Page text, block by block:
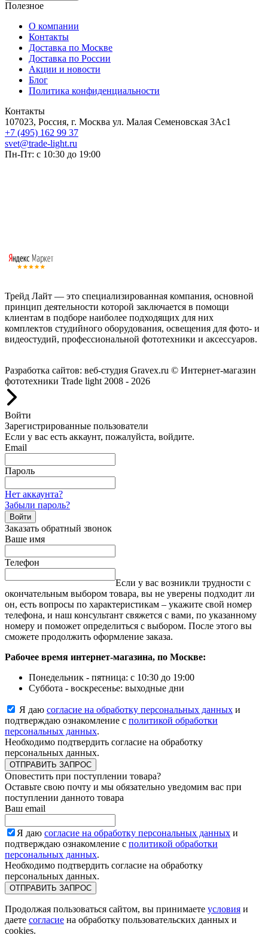
Полезное
О компании
Контакты
Доставка по Москве
Доставка по России
Акции и новости
Блог
Политика конфиденциальности
Контакты
107023, Россия, г. Москва ул. Малая Семеновская 3Ас1
+7 (495) 162 99 37
svet@trade-light.ru
Пн-Пт: с 10:30 до 19:00
Трейд Лайт — это специализированная компания, основной
принцип деятельности которой заключается в помощи
клиентам в подборе наиболее подходящих для них
комплектов студийного оборудования, освещения для фото- и
видеостудий, профессиональной фототехники и аксессуаров.
Разработка сайтов: веб-студия Gravex.ru © Интернет-магазин
фототехники Trade light 2008 - 2026
Войти
Зарегистрированные пользователи
Если у вас есть аккаунт, пожалуйста, войдите.
Email
Пароль
Нет аккаунта?
Забыли пароль?
Войти
Заказать обратный звонок
Ваше имя
Телефон
Если у вас возникли трудности с
окончательным выбором товара, вы не уверены подходит ли
он, есть вопросы по характеристикам – укажите свой номер
телефона, и наш консультант свяжется с вами, по указанному
номеру и поможет определиться с выбором. После этого вы
сможете продолжить оформление заказа.
Рабочее время интернет-магазина, по Москве:
Понедельник - пятница: с 10:30 до 19:00
Суббота - воскресенье: выходные дни
Я даю согласие на обработку персональных данных и
подтверждаю ознакомление с политикой обработки
персональных данных.
Необходимо подтвердить согласие на обработку
персональных данных.
ОТПРАВИТЬ ЗАПРОС
Оповестить при поступлении товара?
Оставьте свою почту и мы обязательно уведомим вас при
поступлении данното товара
Ваш email
Я даю согласие на обработку персональных данных и
подтверждаю ознакомление с политикой обработки
персональных данных.
Необходимо подтвердить согласие на обработку
персональных данных.
ОТПРАВИТЬ ЗАПРОС
Продолжая пользоваться сайтом, вы принимаете условия и
даете согласие на обработку пользовательских данных и
cookies.